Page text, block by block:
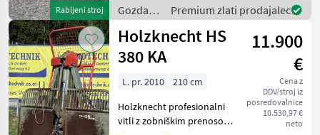
Rabljeni stroj
priklop, širina š
Gozdarska
in
lesarska
mehanizacija
/ Tajfun
Premium zlati prodajalec
Holzknecht HS
380 KA
11.900
€
Cena z
DDV/stroj iz
posredovalnice
10.530,97 €
neto
L. pr. 2010
210 cm
Holzknecht profesionalni
vitli z zobniškim prenosom